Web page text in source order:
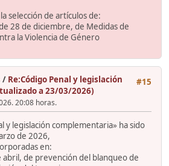
selección de artículos de:
28 de diciembre, de Medidas de
la Violencia de Género
#15
/ Re:Código Penal y legislación
a 23/03/2026)
20:08 horas.
y legislación complementaria» ha sido
de 2026,
en:
de prevención del blanqueo de